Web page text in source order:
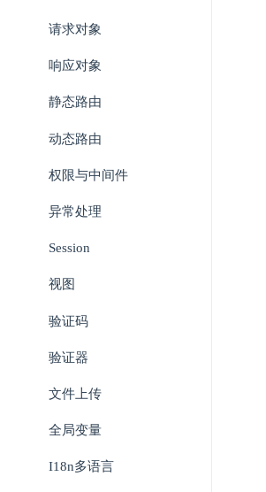
请求对象
响应对象
静态路由
动态路由
权限与中间件
异常处理
Session
视图
验证码
验证器
文件上传
全局变量
I18n多语言